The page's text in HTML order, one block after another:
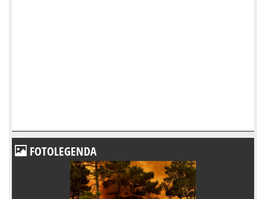
FOTOLEGENDA